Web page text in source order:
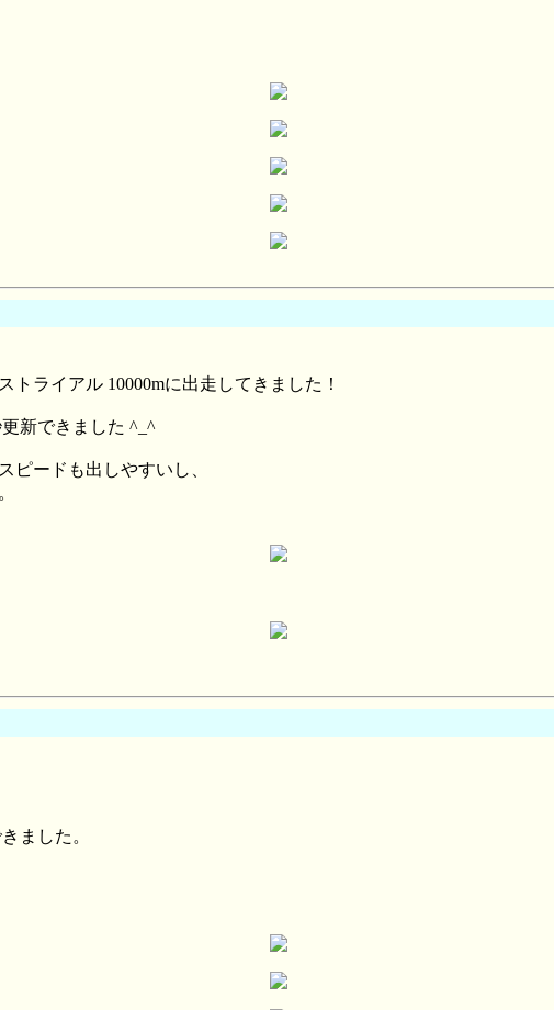
ライアル 10000mに出走してきました！
新できました ^_^
ピードも出しやすいし、
ました。